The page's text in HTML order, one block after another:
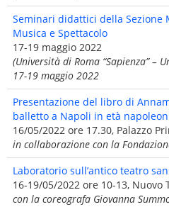
Seminari didattici della Sezione
Musica e Spettacolo
17-19 maggio 2022
(Università di Roma “Sapienza” –
17-19 maggio 2022
Presentazione del libro di
balletto a Napoli in età
16/05/2022 ore 17.30, Palazzo
in collaborazione con la
Laboratorio sull’antico teatro
16-19/05/2022 ore 10-13, Nuovo
con la coreografa Giovanna